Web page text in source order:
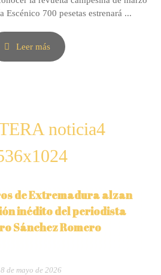
Escénico 700 pesetas estrenará ...
Leer más
de Extremadura alzan
inédito del periodista
Sánchez Romero
8 de mayo de 2026